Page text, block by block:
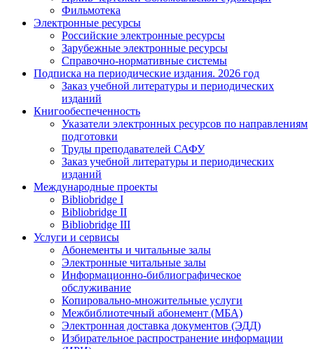
Фильмотека
Электронные ресурсы
Российские электронные ресурсы
Зарубежные электронные ресурсы
Справочно-нормативные системы
Подписка на периодические издания. 2026 год
Заказ учебной литературы и периодических
изданий
Книгообеспеченность
Указатели электронных ресурсов по направлениям
подготовки
Труды преподавателей САФУ
Заказ учебной литературы и периодических
изданий
Международные проекты
Bibliobridge I
Bibliobridge II
Bibliobridge III
Услуги и сервисы
Абонементы и читальные залы
Электронные читальные залы
Информационно-библиографическое
обслуживание
Копировально-множительные услуги
Межбиблиотечный абонемент (МБА)
Электронная доставка документов (ЭДД)
Избирательное распространение информации